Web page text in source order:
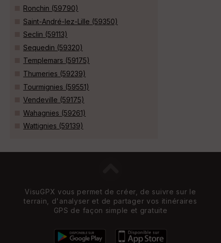
Ronchin (59790)
Saint-André-lez-Lille (59350)
Seclin (59113)
Sequedin (59320)
Templemars (59175)
Thumeries (59239)
Tourmignies (59551)
Vendeville (59175)
Wahagnies (59261)
Wattignies (59139)
VisuGPX vous permet de créer, de suivre sur le
terrain, d'analyser et de partager vos itinéraires
GPS de façon simple et gratuite